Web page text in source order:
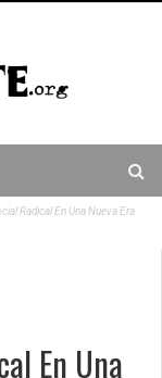
Radical En Una Nueva Era
En Una